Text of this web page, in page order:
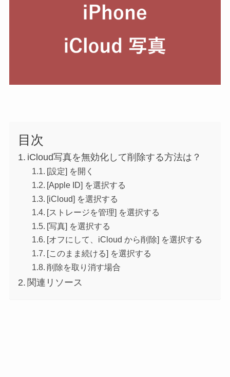
目次
iCloud写真を無効化して削除する方法は？
[設定] を開く
[Apple ID] を選択する
[iCloud] を選択する
[ストレージを管理] を選択する
[写真] を選択する
[オフにして、iCloud から削除] を選択する
[このまま続ける] を選択する
削除を取り消す場合
関連リソース